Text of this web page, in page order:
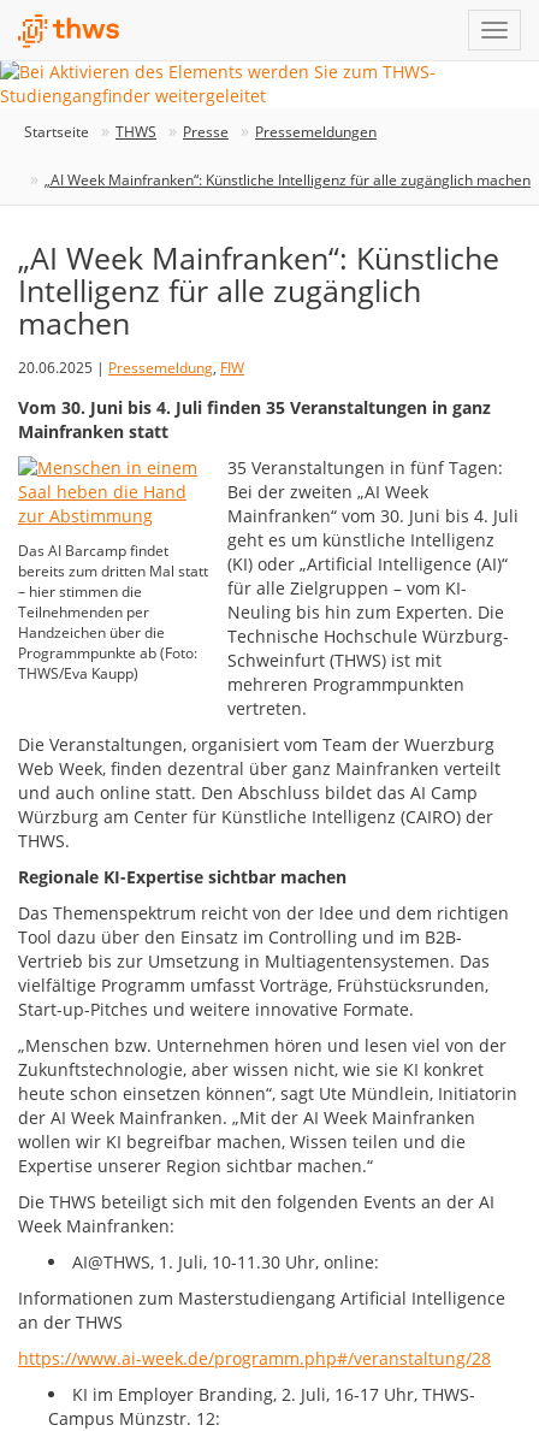
Startseite THWS Presse Pressemeldungen
„AI Week Mainfranken“: Künstliche Intelligenz für alle zugänglich machen
„AI Week Mainfranken“: Künstliche
Intelligenz für alle zugänglich
machen
20.06.2025 | Pressemeldung, FIW
Vom 30. Juni bis 4. Juli finden 35 Veranstaltungen in ganz
Mainfranken statt
Das AI Barcamp findet
bereits zum dritten Mal statt
– hier stimmen die
Teilnehmenden per
Handzeichen über die
Programmpunkte ab (Foto:
THWS/Eva Kaupp)
35 Veranstaltungen in fünf Tagen:
Bei der zweiten „AI Week
Mainfranken“ vom 30. Juni bis 4. Juli
geht es um künstliche Intelligenz
(KI) oder „Artificial Intelligence (AI)“
für alle Zielgruppen – vom KI-
Neuling bis hin zum Experten. Die
Technische Hochschule Würzburg-
Schweinfurt (THWS) ist mit
mehreren Programmpunkten
vertreten.
Die Veranstaltungen, organisiert vom Team der Wuerzburg
Web Week, finden dezentral über ganz Mainfranken verteilt
und auch online statt. Den Abschluss bildet das AI Camp
Würzburg am Center für Künstliche Intelligenz (CAIRO) der
THWS.
Regionale KI-Expertise sichtbar machen
Das Themenspektrum reicht von der Idee und dem richtigen
Tool dazu über den Einsatz im Controlling und im B2B-
Vertrieb bis zur Umsetzung in Multiagentensystemen. Das
vielfältige Programm umfasst Vorträge, Frühstücksrunden,
Start-up-Pitches und weitere innovative Formate.
„Menschen bzw. Unternehmen hören und lesen viel von der
Zukunftstechnologie, aber wissen nicht, wie sie KI konkret
heute schon einsetzen können“, sagt Ute Mündlein, Initiatorin
der AI Week Mainfranken. „Mit der AI Week Mainfranken
wollen wir KI begreifbar machen, Wissen teilen und die
Expertise unserer Region sichtbar machen.“
Die THWS beteiligt sich mit den folgenden Events an der AI
Week Mainfranken:
AI@THWS, 1. Juli, 10-11.30 Uhr, online:
Informationen zum Masterstudiengang Artificial Intelligence
an der THWS
https://www.ai-week.de/programm.php#/veranstaltung/28
KI im Employer Branding, 2. Juli, 16-17 Uhr, THWS-
Campus Münzstr. 12: